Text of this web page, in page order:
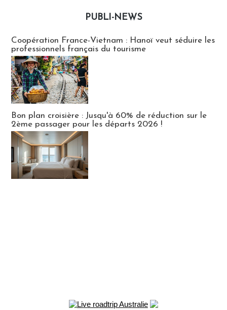
PUBLI-NEWS
Coopération France-Vietnam : Hanoï veut séduire les
professionnels français du tourisme
Bon plan croisière : Jusqu'à 60% de réduction sur le
2ème passager pour les départs 2026 !